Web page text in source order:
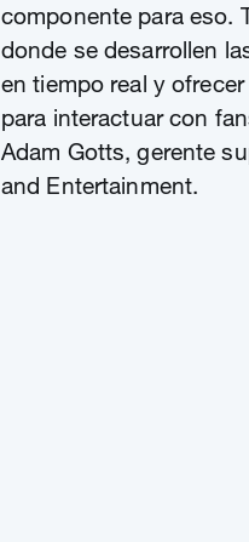
componente para eso.
donde se desarrollen
en tiempo real y
para interactuar con
Adam Gotts, gerente
and Entertainment.